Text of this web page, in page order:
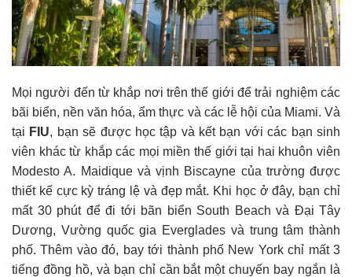
Mọi người đến từ khắp nơi trên thế giới để trải nghiệm các
bãi biển, nền văn hóa, ẩm thực và các lễ hội của Miami. Và
tại FIU, bạn sẽ được học tập và kết bạn với các bạn sinh
viên khác từ khắp các mọi miền thế giới tại hai khuôn viên
Modesto A. Maidique và vịnh Biscayne của trường được
thiết kế cực kỳ tráng lệ và đẹp mắt. Khi học ở đây, bạn chỉ
mất 30 phút để đi tới bãn biển South Beach và Đại Tây
Dương, Vường quốc gia Everglades và trung tâm thành
phố. Thêm vào đó, bay tới thành phố New York chỉ mất 3
tiếng đồng hồ, và bạn chỉ cần bắt một chuyến bay ngắn là